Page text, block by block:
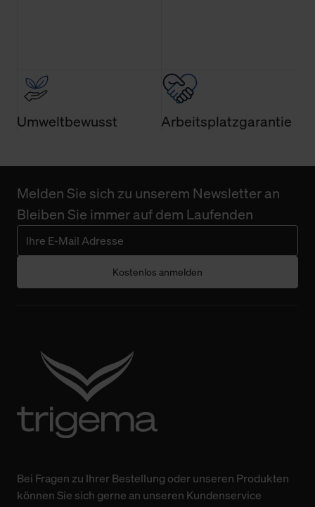
Umweltbewusst Arbeitsplatzgarantie
Melden Sie sich zu unserem Newsletter an
Bleiben Sie immer auf dem Laufenden
Kostenlos anmelden
Bei Fragen zu Ihrer Bestellung oder unseren Produkten
können Sie sich gerne an unseren Kundenservice